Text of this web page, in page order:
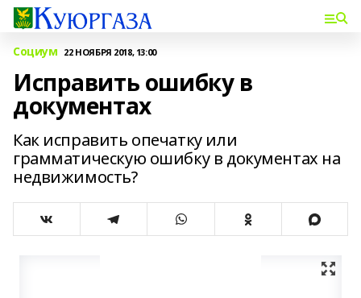
Социум 22 НОЯБРЯ 2018, 13:00
Исправить ошибку в
документах
Как исправить опечатку или
грамматическую ошибку в документах на
недвижимость?